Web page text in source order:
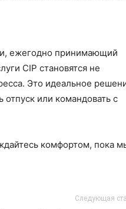
ежегодно принимающий
CIP становятся не
Это идеальное
отпуск или командовать с
комфортом, пока
Следующая